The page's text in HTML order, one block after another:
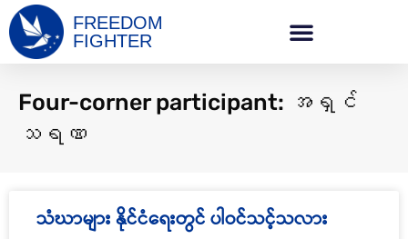
FREEDOM
FIGHTER
Four-corner participant: အရှင်
သရဏ
သံဃာများ နိုင်ငံရေးတွင် ပါဝင်သင့်သလား